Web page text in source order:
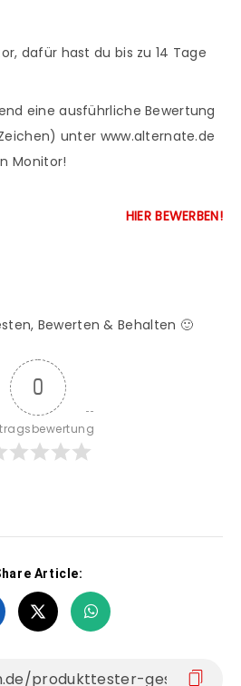
dafür hast du bis zu 14 Tage
eine ausführliche Bewertung
unter www.alternate.de
Monitor!
HIER BEWERBEN!
Bewerten & Behalten 🙂
0
Article: